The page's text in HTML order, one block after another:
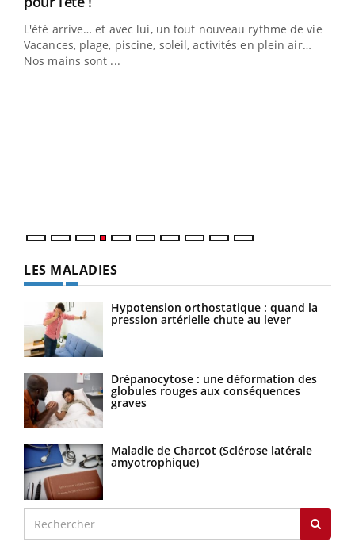
L'été arrive… et avec lui, un tout nouveau rythme de vie !
Vacances, plage, piscine, soleil, activités en plein air…
Nos mains sont ...
LES MALADIES
Hypotension orthostatique : quand la
pression artérielle chute au lever
Drépanocytose : une déformation des
globules rouges aux conséquences
graves
Maladie de Charcot (Sclérose latérale
amyotrophique)